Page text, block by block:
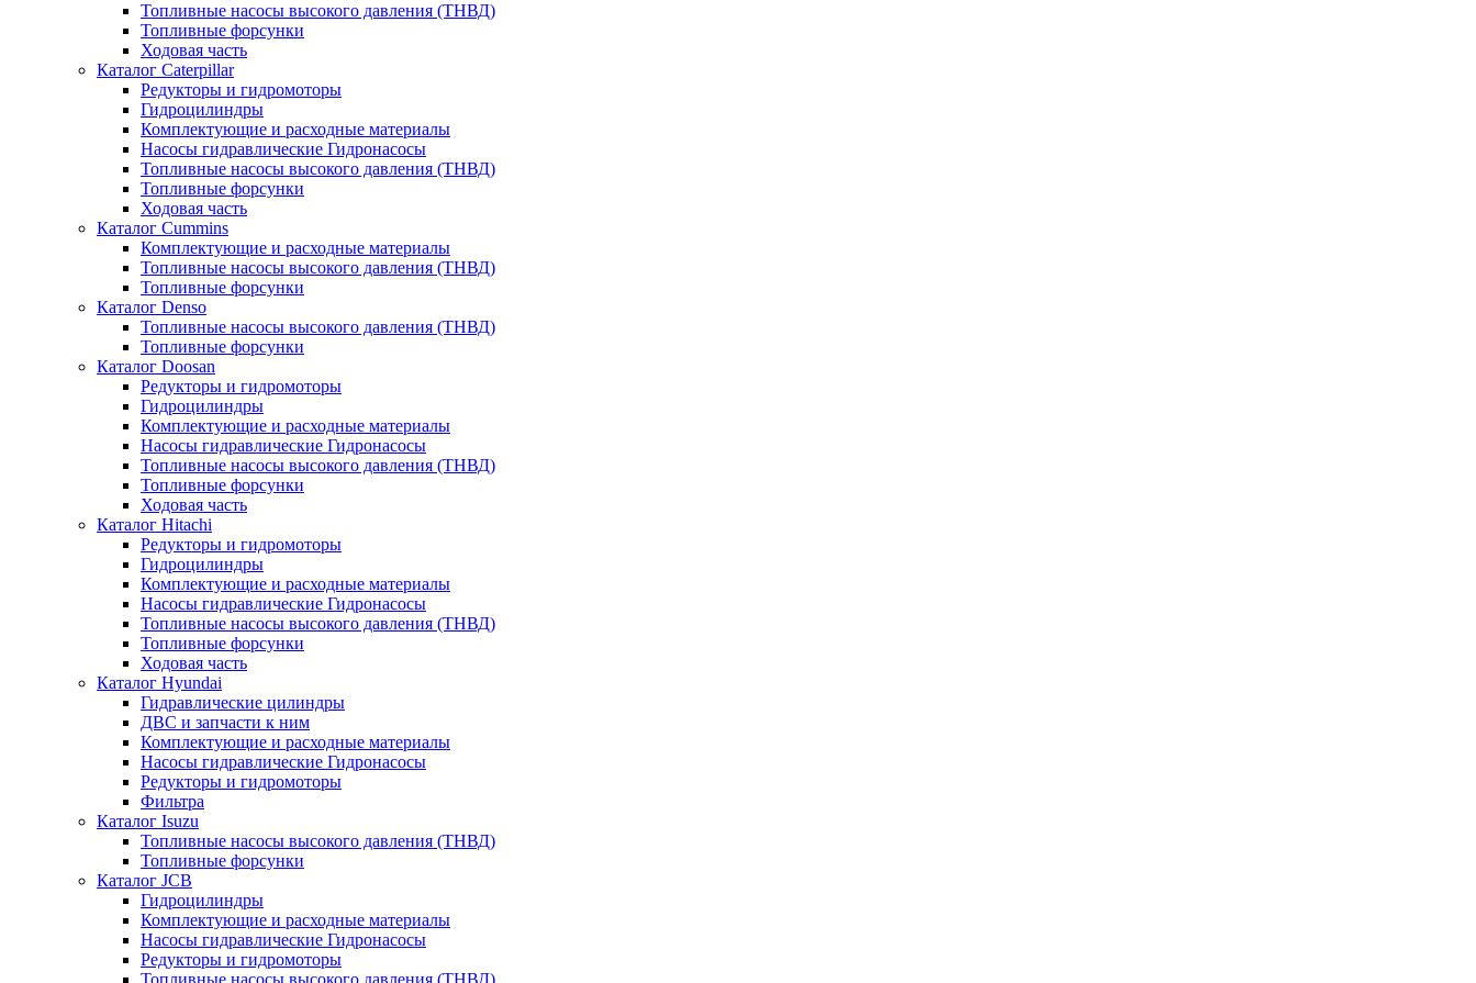
Топливные насосы высокого давления (ТНВД)
Топливные форсунки
Ходовая часть
Каталог Caterpillar
Редукторы и гидромоторы
Гидроцилиндры
Комплектующие и расходные материалы
Насосы гидравлические Гидронасосы
Топливные насосы высокого давления (ТНВД)
Топливные форсунки
Ходовая часть
Каталог Cummins
Комплектующие и расходные материалы
Топливные насосы высокого давления (ТНВД)
Топливные форсунки
Каталог Denso
Топливные насосы высокого давления (ТНВД)
Топливные форсунки
Каталог Doosan
Редукторы и гидромоторы
Гидроцилиндры
Комплектующие и расходные материалы
Насосы гидравлические Гидронасосы
Топливные насосы высокого давления (ТНВД)
Топливные форсунки
Ходовая часть
Каталог Hitachi
Редукторы и гидромоторы
Гидроцилиндры
Комплектующие и расходные материалы
Насосы гидравлические Гидронасосы
Топливные насосы высокого давления (ТНВД)
Топливные форсунки
Ходовая часть
Каталог Hyundai
Гидравлические цилиндры
ДВС и запчасти к ним
Комплектующие и расходные материалы
Насосы гидравлические Гидронасосы
Редукторы и гидромоторы
Фильтра
Каталог Isuzu
Топливные насосы высокого давления (ТНВД)
Топливные форсунки
Каталог JCB
Гидроцилиндры
Комплектующие и расходные материалы
Насосы гидравлические Гидронасосы
Редукторы и гидромоторы
Топливные насосы высокого давления (ТНВД)